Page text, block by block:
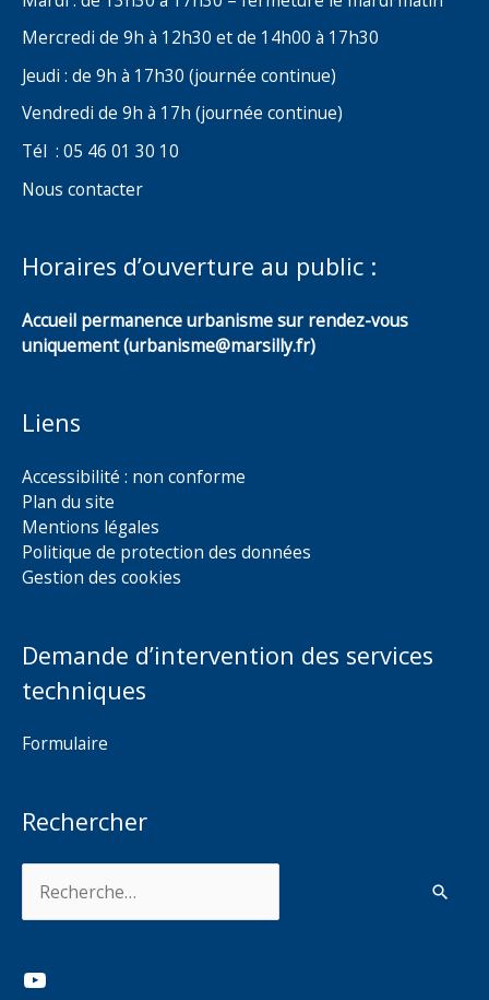
Mercredi de 9h à 12h30 et de 14h00 à 17h30
Jeudi : de 9h à 17h30 (journée continue)
Vendredi de 9h à 17h (journée continue)
Tél : 05 46 01 30 10
Nous contacter
Horaires d’ouverture au public :
Accueil permanence urbanisme sur rendez-vous
uniquement (urbanisme@marsilly.fr)
Liens
Accessibilité : non conforme
Plan du site
Mentions légales
Politique de protection des données
Gestion des cookies
Demande d’intervention des services
techniques
Formulaire
Rechercher
YouTube